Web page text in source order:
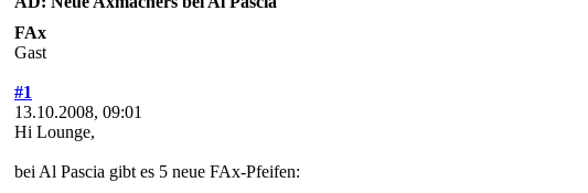
FAx
Gast
#1
13.10.2008, 09:01
Hi Lounge,
bei Al Pascia gibt es 5 neue FAx-Pfeifen: